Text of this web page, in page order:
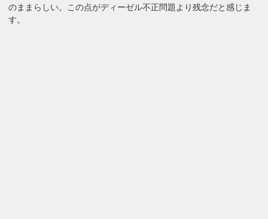
のままらしい。この点がディーゼル不正問題より残念だと感じま
す。